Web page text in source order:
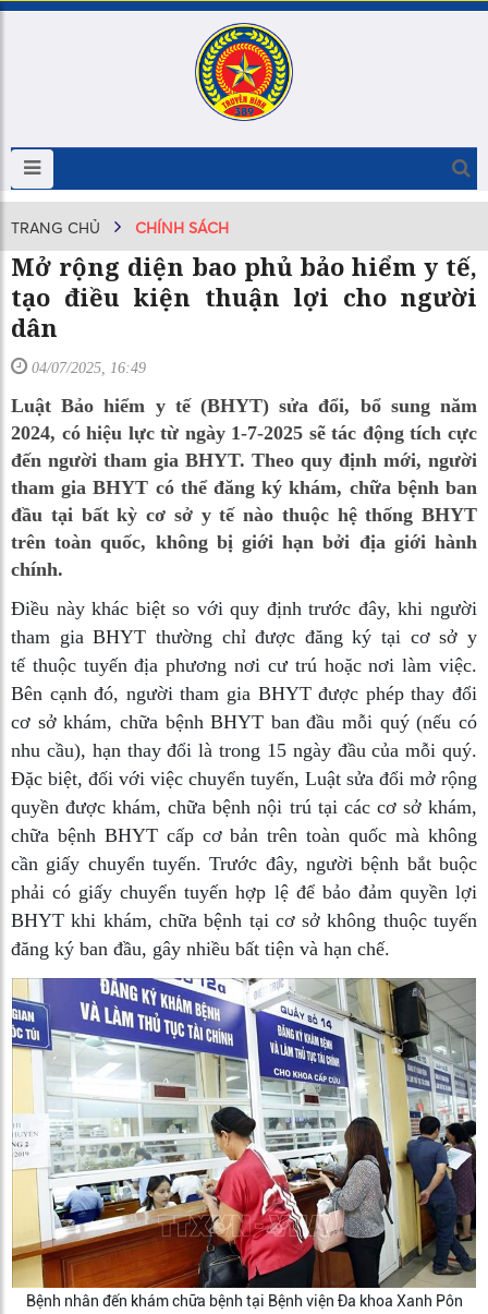
TRANG CHỦ CHÍNH SÁCH
Mở rộng diện bao phủ bảo hiểm y tế,
tạo điều kiện thuận lợi cho người
dân
04/07/2025, 16:49
Luật Bảo hiểm y tế (BHYT) sửa đổi, bổ sung năm
2024, có hiệu lực từ ngày 1-7-2025 sẽ tác động tích cực
đến người tham gia BHYT. Theo quy định mới, người
tham gia BHYT có thể đăng ký khám, chữa bệnh ban
đầu tại bất kỳ cơ sở y tế nào thuộc hệ thống BHYT
trên toàn quốc, không bị giới hạn bởi địa giới hành
chính.
Điều này khác biệt so với quy định trước đây, khi người
tham gia BHYT thường chỉ được đăng ký tại cơ sở y
tế thuộc tuyến địa phương nơi cư trú hoặc nơi làm việc.
Bên cạnh đó, người tham gia BHYT được phép thay đổi
cơ sở khám, chữa bệnh BHYT ban đầu mỗi quý (nếu có
nhu cầu), hạn thay đổi là trong 15 ngày đầu của mỗi quý.
Đặc biệt, đối với việc chuyển tuyến, Luật sửa đổi mở rộng
quyền được khám, chữa bệnh nội trú tại các cơ sở khám,
chữa bệnh BHYT cấp cơ bản trên toàn quốc mà không
cần giấy chuyển tuyến. Trước đây, người bệnh bắt buộc
phải có giấy chuyển tuyến hợp lệ để bảo đảm quyền lợi
BHYT khi khám, chữa bệnh tại cơ sở không thuộc tuyến
đăng ký ban đầu, gây nhiều bất tiện và hạn chế.
Bệnh nhân đến khám chữa bệnh tại Bệnh viện Đa khoa Xanh Pôn